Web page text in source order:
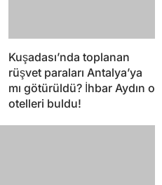
mı götürüldü? İhbar Aydın o
otelleri buldu!